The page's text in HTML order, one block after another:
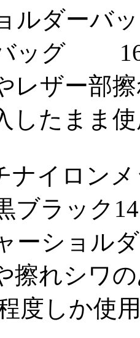
ルダーバ
バッグ
レザー部
したまま
ナイロン
ブラック
ャーショ
擦れシワ
度しか使